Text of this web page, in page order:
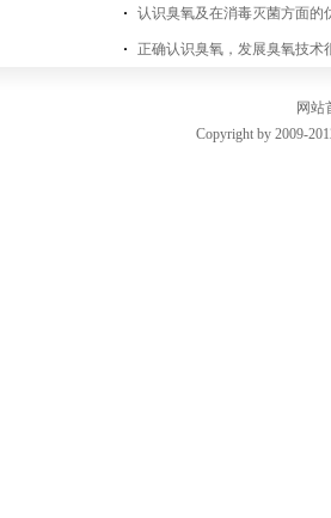
认识臭氧及在消毒灭菌方面的
正确认识臭氧，发展臭氧技术
网站
Copyright by 2009-